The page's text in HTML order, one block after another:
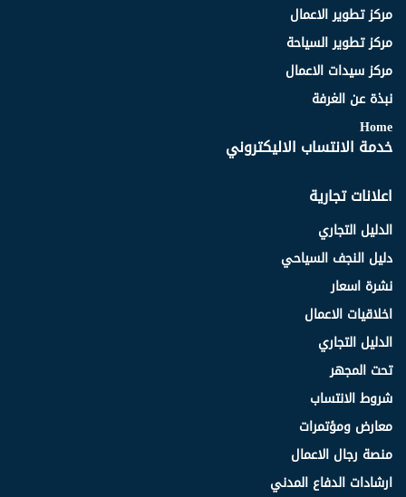
مركز تطوير الاعمال
مركز تطوير السياحة
مركز سيدات الاعمال
نبذة عن الغرفة
Home
خدمة الانتساب الاليكتروني
اعلانات تجارية
الدليل التجاري
دليل النجف السياحي
نشرة اسعار
اخلاقيات الاعمال
الدليل التجاري
تحت المجهر
شروط الانتساب
معارض ومؤتمرات
منصة رجال الاعمال
ارشادات الدفاع المدني